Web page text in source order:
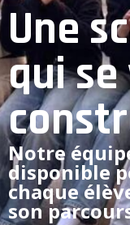
Une
qui
Notre
disponible
chaque
son